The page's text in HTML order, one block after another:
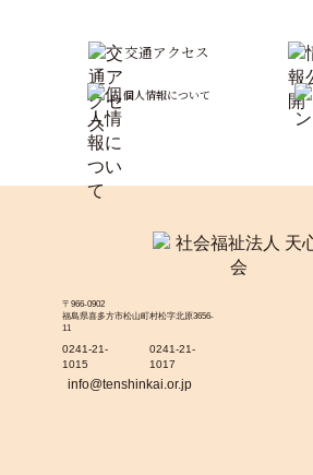
交通アクセス
個人情報について
〒966-0902
福島県喜多方市松山町村松字北原3656-
11
0241-21-
1015
0241-21-
1017
info@tenshinkai.or.jp